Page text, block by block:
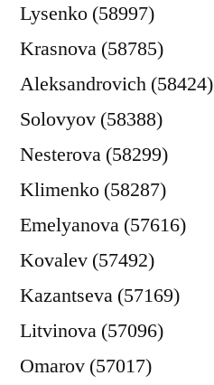
Lysenko (58997)
Krasnova (58785)
Aleksandrovich (58424)
Solovyov (58388)
Nesterova (58299)
Klimenko (58287)
Emelyanova (57616)
Kovalev (57492)
Kazantseva (57169)
Litvinova (57096)
Omarov (57017)